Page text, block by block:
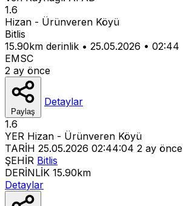
1.6
Hizan - Ürünveren Köyü
Bitlis
15.90km derinlik • 25.05.2026 • 02:44
EMSC
2 ay önce
Paylaş
Detaylar
1.6
YER Hizan - Ürünveren Köyü
TARİH 25.05.2026 02:44:04 2 ay önce
ŞEHİR Bitlis
DERİNLİK 15.90km
Detaylar